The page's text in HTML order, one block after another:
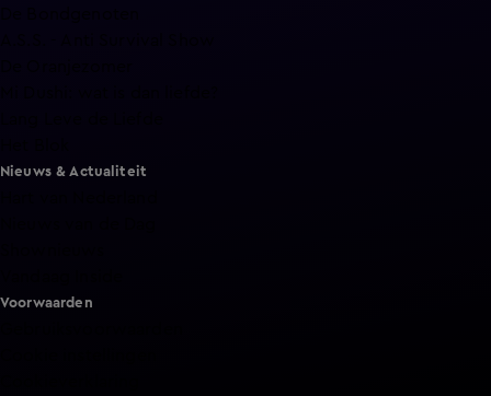
Nieuws & Actualiteit
Voorwaarden